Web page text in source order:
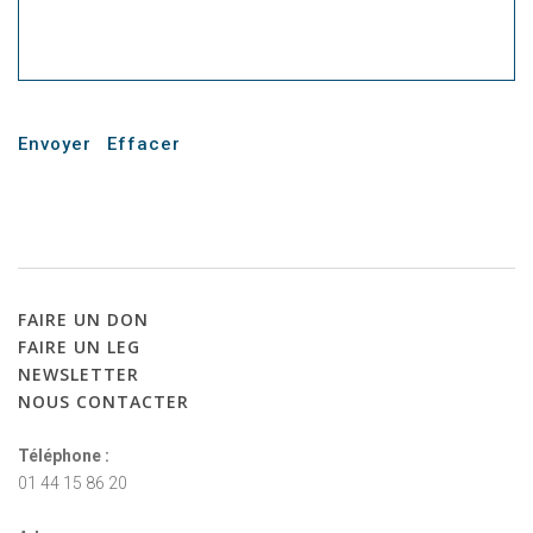
Envoyer Effacer
FAIRE UN DON
FAIRE UN LEG
NEWSLETTER
NOUS CONTACTER
Téléphone :
01 44 15 86 20